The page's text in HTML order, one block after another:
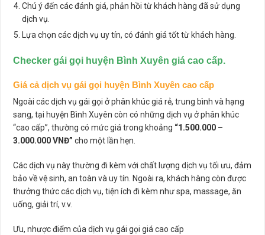
Chú ý đến các đánh giá, phản hồi từ khách hàng đã sử dụng
dịch vụ.
Lựa chọn các dịch vụ uy tín, có đánh giá tốt từ khách hàng.
Checker gái gọi huyện Bình Xuyên giá cao cấp.
Giá cả dịch vụ gái gọi huyện Bình Xuyên cao cấp
Ngoài các dịch vụ gái gọi ở phân khúc giá rẻ, trung bình và hạng
sang, tại huyện Bình Xuyên còn có những dịch vụ ở phân khúc
“cao cấp”, thường có mức giá trong khoảng “1.500.000 –
3.000.000 VNĐ” cho một lần hẹn.
Các dịch vụ này thường đi kèm với chất lượng dịch vụ tối ưu, đảm
bảo về vệ sinh, an toàn và uy tín. Ngoài ra, khách hàng còn được
thưởng thức các dịch vụ, tiện ích đi kèm như spa, massage, ăn
uống, giải trí, v.v.
Ưu, nhược điểm của dịch vụ gái gọi giá cao cấp